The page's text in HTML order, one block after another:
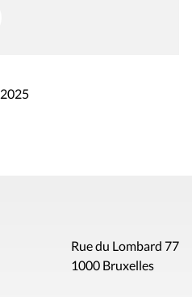
Rue du Lombard 77
1000 Bruxelles